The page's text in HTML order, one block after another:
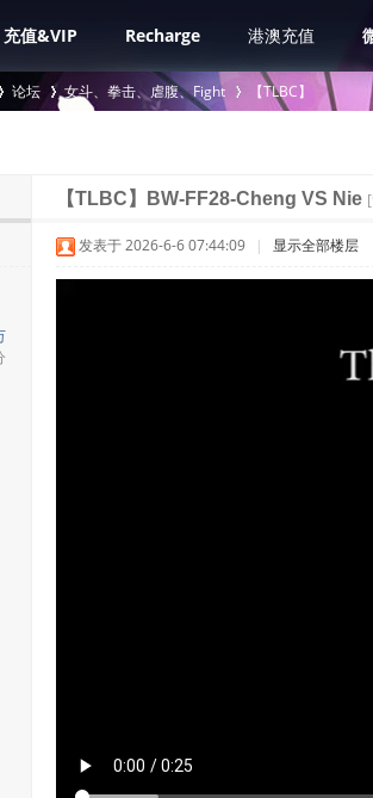
充值&VIP Recharge 港澳充值
论坛 女斗、拳击、虐腹、Fight
›
【TLBC】
【TLBC】BW-FF28-Cheng VS Nie
发表于 2026-6-6 07:44:09 | 显示全部楼层